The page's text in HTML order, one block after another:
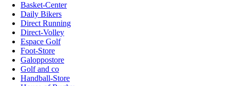
Basket-Center
Daily Bikers
Direct Running
Direct-Volley
Espace Golf
Foot-Store
Galoppostore
Golf and co
Handball-Store